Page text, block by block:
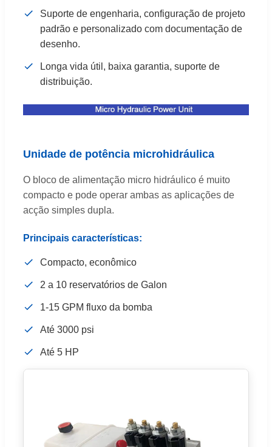
Suporte de engenharia, configuração de projeto
padrão e personalizado com documentação de
desenho.
Longa vida útil, baixa garantia, suporte de
distribuição.
Unidade de potência microhidráulica
O bloco de alimentação micro hidráulico é muito
compacto e pode operar ambas as aplicações de
acção simples dupla.
Principais características:
Compacto, econômico
2 a 10 reservatórios de Galon
1-15 GPM fluxo da bomba
Até 3000 psi
Até 5 HP